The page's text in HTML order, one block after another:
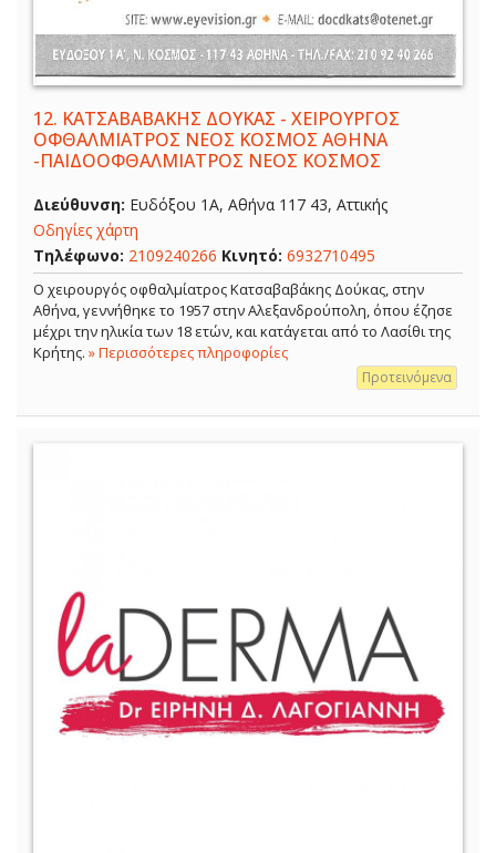
12. ΚΑΤΣΑΒΑΒΑΚΗΣ ΔΟΥΚΑΣ - ΧΕΙΡΟΥΡΓΟΣ
ΟΦΘΑΛΜΙΑΤΡΟΣ ΝΕΟΣ ΚΟΣΜΟΣ ΑΘΗΝΑ
-ΠΑΙΔΟΟΦΘΑΛΜΙΑΤΡΟΣ ΝΕΟΣ ΚΟΣΜΟΣ
Διεύθυνση: Ευδόξου 1Α, Αθήνα 117 43, Αττικής
Οδηγίες χάρτη
Τηλέφωνο: 2109240266 Κινητό: 6932710495
Ο χειρουργός οφθαλμίατρος Κατσαβαβάκης Δούκας, στην
Αθήνα, γεννήθηκε το 1957 στην Αλεξανδρούπολη, όπου έζησε
μέχρι την ηλικία των 18 ετών, και κατάγεται από το Λασίθι της
Κρήτης. » Περισσότερες πληροφορίες
Προτεινόμενα